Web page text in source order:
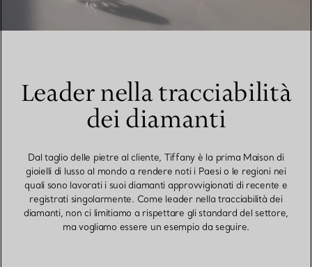
Leader nella tracciabilità
dei diamanti
Dal taglio delle pietre al cliente, Tiffany è la prima Maison di
gioielli di lusso al mondo a rendere noti i Paesi o le regioni nei
quali sono lavorati i suoi diamanti approvvigionati di recente e
registrati singolarmente. Come leader nella tracciabilità dei
diamanti, non ci limitiamo a rispettare gli standard del settore,
ma vogliamo essere un esempio da seguire.